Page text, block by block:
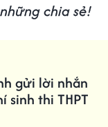
chia sẻ!
gửi lời nhắn
sinh thi THPT